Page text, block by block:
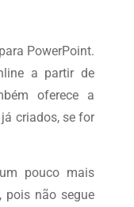
PowerPoint.
a partir de
oferece a
criados, se for
pouco mais
pois não segue